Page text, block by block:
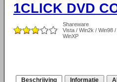
1CLICK DVD
Shareware
Vista / Win2k / Win98
WinXP
Beschrijving Informatie